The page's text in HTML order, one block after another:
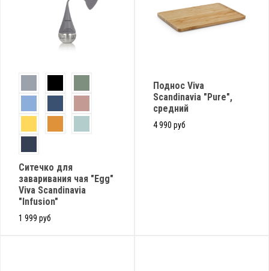
Cитечко для
заваривания чая "Egg"
Viva Scandinavia
"Infusion"
1 999 руб
Поднос Viva
Scandinavia "Pure",
средний
4 990 руб